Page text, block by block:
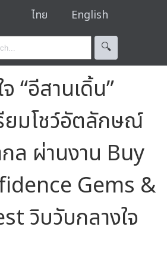
ไทย English
🔍︎
“อีสานเดิ้น”
ยมโชว์อัตลักษณ์
ล ผ่านงาน Buy
Gems &
วิบวับกลางใจ